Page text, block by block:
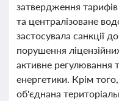
затвердження
та централізоване
застосувала санкції
порушення
активне регулювання
енергетики. Крім
об'єднана